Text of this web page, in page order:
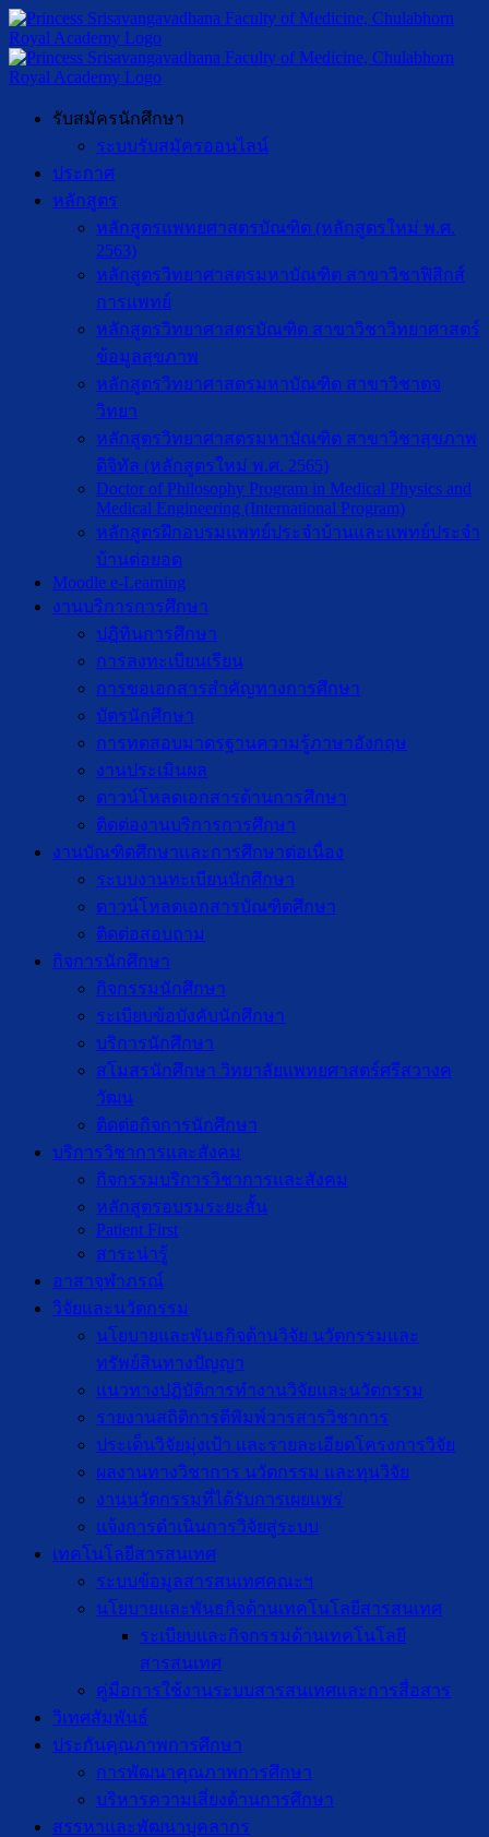
รับสมัครนักศึกษา
ระบบรับสมัครออนไลน์
ประกาศ
หลักสูตร
หลักสูตรแพทยศาสตรบัณฑิต (หลักสูตรใหม่ พ.ศ.
2563)
หลักสูตรวิทยาศาสตรมหาบัณฑิต สาขาวิชาฟิสิกส์
การแพทย์
หลักสูตรวิทยาศาสตรบัณฑิต สาขาวิชาวิทยาศาสตร์
ข้อมูลสุขภาพ
หลักสูตรวิทยาศาสตรมหาบัณฑิต สาขาวิชาตจ
วิทยา
หลักสูตรวิทยาศาสตรมหาบัณฑิต สาขาวิชาสุขภาพ
ดิจิทัล (หลักสูตรใหม่ พ.ศ. 2565)
Doctor of Philosophy Program in Medical Physics and
Medical Engineering (International Program)
หลักสูตรฝึกอบรมแพทย์ประจำบ้านและแพทย์ประจำ
บ้านต่อยอด
Moodle e-Learning
งานบริการการศึกษา
ปฎิทินการศึกษา
การลงทะเบียนเรียน
การขอเอกสารสำคัญทางการศึกษา
บัตรนักศึกษา
การทดสอบมาตรฐานความรู้ภาษาอังกฤษ
งานประเมินผล
ดาวน์โหลดเอกสารด้านการศึกษา
ติดต่องานบริการการศึกษา
งานบัณฑิตศึกษาเเละการศึกษาต่อเนื่อง
ระบบงานทะเบียนนักศึกษา
ดาวน์โหลดเอกสารบัณฑิตศึกษา
ติดต่อสอบถาม
กิจการนักศึกษา
กิจกรรมนักศึกษา
ระเบียบข้อบังคับนักศึกษา
บริการนักศึกษา
สโมสรนักศึกษา วิทยาลัยแพทยศาสตร์ศรีสวางค
วัฒน
ติดต่อกิจการนักศึกษา
บริการวิชาการและสังคม
กิจกรรมบริการวิชาการและสังคม
หลักสูตรอบรมระยะสั้น
Patient First
สาระน่ารู้
อาสาจุฬาภรณ์
วิจัยและนวัตกรรม
นโยบายและพันธกิจด้านวิจัย นวัตกรรมและ
ทรัพย์สินทางปัญญา
แนวทางปฏิบัติการทำงานวิจัยและนวัตกรรม
รายงานสถิติการตีพิมพ์วารสารวิชาการ
ประเด็นวิจัยมุ่งเป้า และรายละเอียดโครงการวิจัย
ผลงานทางวิชาการ นวัตกรรม และทุนวิจัย
งานนวัตกรรมที่ได้รับการเผยแพร่
แจ้งการดำเนินการวิจัยสู่ระบบ
เทคโนโลยีสารสนเทศ
ระบบข้อมูลสารสนเทศคณะฯ
นโยบายและพันธกิจด้านเทคโนโลยีสารสนเทศ
ระเบียบและกิจกรรมด้านเทคโนโลยี
สารสนเทศ
คู่มือการใช้งานระบบสารสนเทศและการสื่อสาร
วิเทศสัมพันธ์
ประกันคุณภาพการศึกษา
การพัฒนาคุณภาพการศึกษา
บริหารความเสี่ยงด้านการศึกษา
สรรหาและพัฒนาบุคลากร